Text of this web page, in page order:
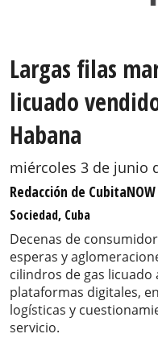
Largas filas
licuado
Habana
miércoles 3 de junio
Redacción de CubitaNOW
Sociedad, Cuba
Decenas de
esperas y
cilindros de gas
plataformas digitales,
logísticas y
servicio.